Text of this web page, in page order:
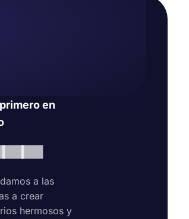
en
a las
a crear
hermosos y